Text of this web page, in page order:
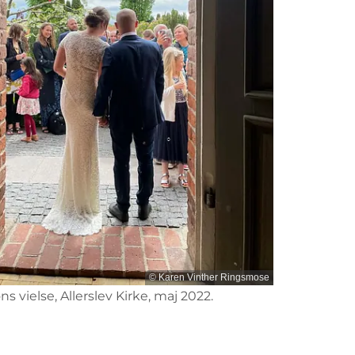
© Karen Vinther Ringsmose
vielse, Allerslev Kirke, maj 2022.